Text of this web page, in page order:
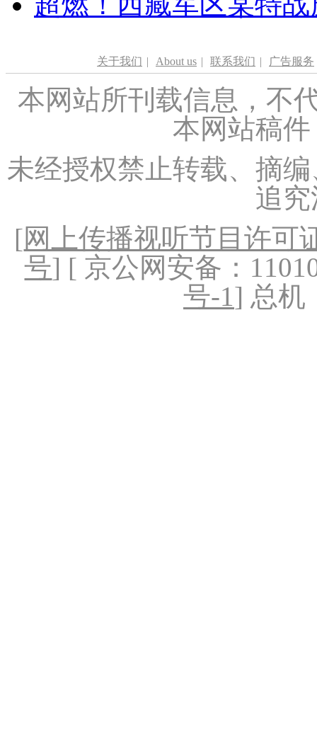
关于我们 | About us | 联系我们 | 广告服务
本网站所刊载信息，不
本网站稿
未经授权禁止转载、摘
追
[网上传播视听节目许可
号] [ 京公网安备：
号-1] 总机